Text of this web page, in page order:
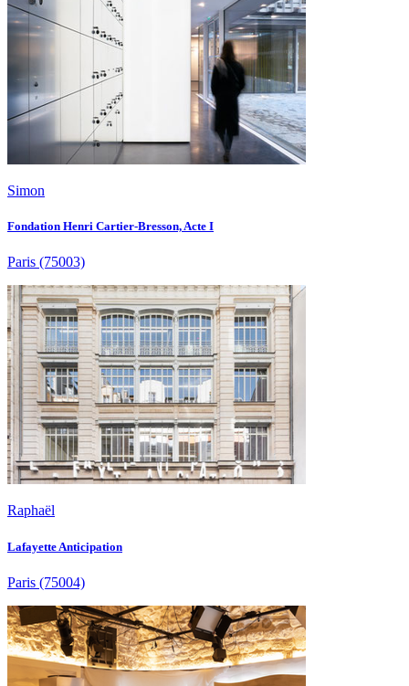
Simon
Fondation Henri Cartier-Bresson, Acte I
Paris (75003)
Raphaël
Lafayette Anticipation
Paris (75004)